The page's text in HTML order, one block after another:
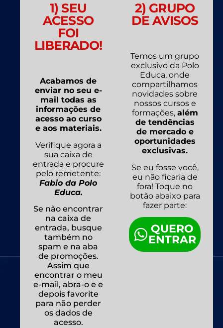
1) SEU
ACESSO
FOI
LIBERADO!
Acabamos de
enviar no seu e-
mail todas as
informações de
acesso ao curso
e aos materiais.
Verifique agora a
sua caixa de
entrada e procure
pelo remetente:
Fabio da Polo
Educa.
Se não encontrar
na caixa de
entrada, busque
também no
spam e na aba
de promoções.
Assim que
encontrar o meu
e-mail, abra-o e e
depois favorite
para não perder
os dados de
acesso.
2) GRUPO
DE AVISOS
Temos um grupo
exclusivo da Polo
Educa, onde
compartilhamos
novidades sobre
nossos cursos e
formações, além
de tendências
de mercado e
oportunidades
exclusivas.
Se eu fosse você,
eu não ficaria de
fora! Toque no
botão abaixo para
fazer parte:
QUERO
ENTRAR